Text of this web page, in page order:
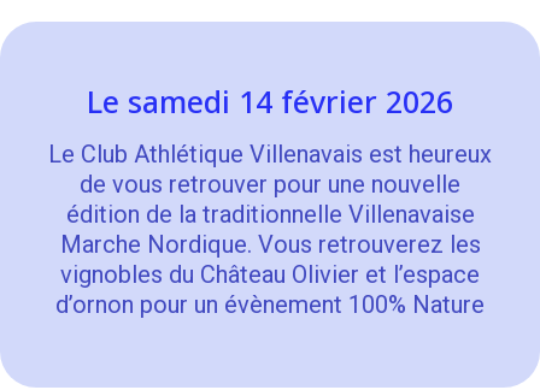
Le samedi 14 février 2026
Le Club Athlétique Villenavais est heureux
de vous retrouver pour une nouvelle
édition de la traditionnelle Villenavaise
Marche Nordique. Vous retrouverez les
vignobles du Château Olivier et l’espace
d’ornon pour un évènement 100% Nature